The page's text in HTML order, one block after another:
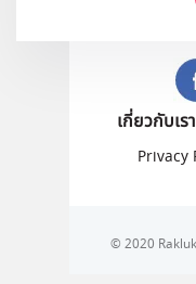
เกี่ยวกับเรา
Privacy
© 2020